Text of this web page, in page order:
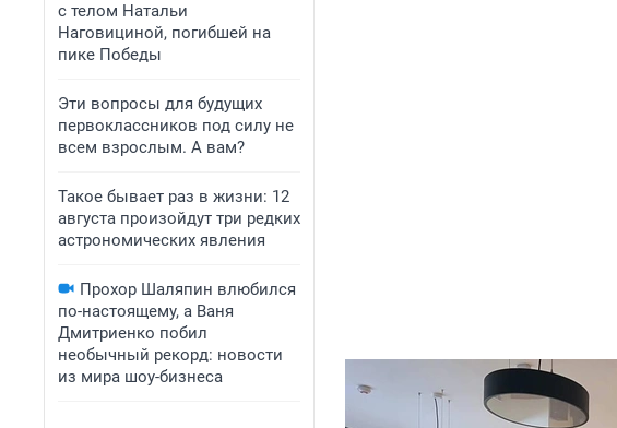
с телом Натальи
Наговициной, погибшей на
пике Победы
Эти вопросы для будущих
первоклассников под силу не
всем взрослым. А вам?
Такое бывает раз в жизни: 12
августа произойдут три редких
астрономических явления
Прохор Шаляпин влюбился
по-настоящему, а Ваня
Дмитриенко побил
необычный рекорд: новости
из мира шоу-бизнеса